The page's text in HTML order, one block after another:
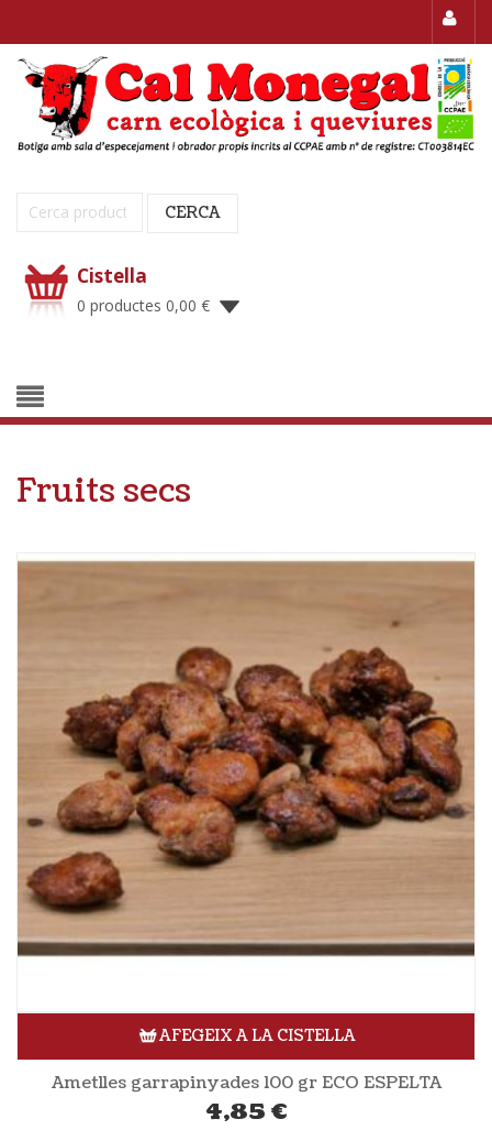
Cerca: CERCA
Cistella
0 productes 0,00 €
Fruits secs
AFEGEIX A LA CISTELLA
Ametlles garrapinyades 100 gr ECO ESPELTA
4,85 €